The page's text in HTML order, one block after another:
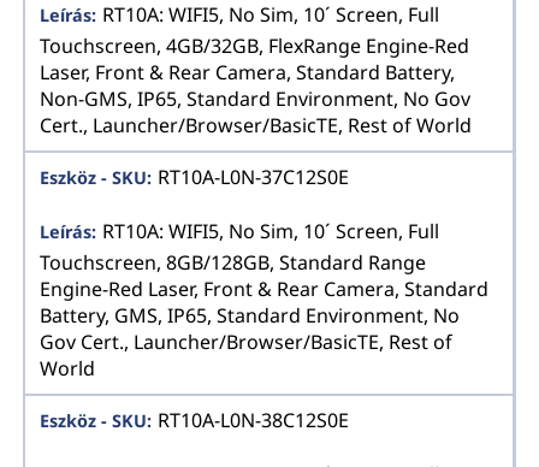
RT10A: WIFI5, No Sim, 10´ Screen, Full
Touchscreen, 4GB/32GB, FlexRange Engine-Red
Laser, Front & Rear Camera, Standard Battery,
Non-GMS, IP65, Standard Environment, No Gov
Cert., Launcher/Browser/BasicTE, Rest of World
RT10A-L0N-37C12S0E
RT10A: WIFI5, No Sim, 10´ Screen, Full
Touchscreen, 8GB/128GB, Standard Range
Engine-Red Laser, Front & Rear Camera, Standard
Battery, GMS, IP65, Standard Environment, No
Gov Cert., Launcher/Browser/BasicTE, Rest of
World
RT10A-L0N-38C12S0E